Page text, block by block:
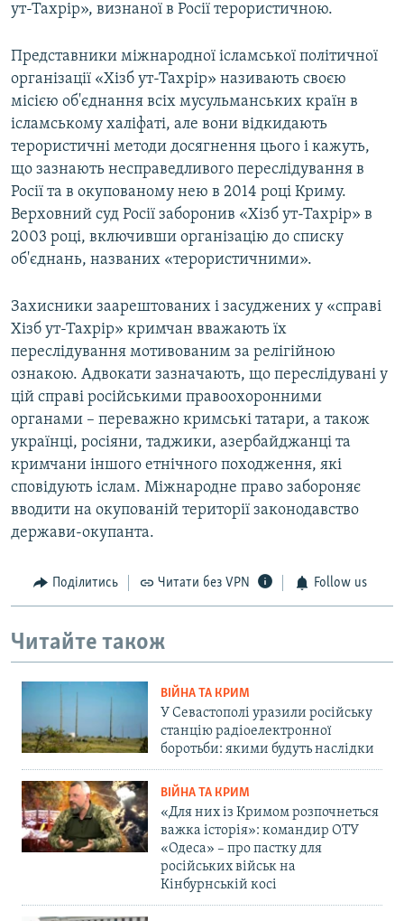
ут-Тахрір», визнаної в Росії терористичною.
Представники міжнародної ісламської політичної
організації «Хізб ут-Тахрір» називають своєю
місією об'єднання всіх мусульманських країн в
ісламському халіфаті, але вони відкидають
терористичні методи досягнення цього і кажуть,
що зазнають несправедливого переслідування в
Росії та в окупованому нею в 2014 році Криму.
Верховний суд Росії заборонив «Хізб ут-Тахрір» в
2003 році, включивши організацію до списку
об'єднань, названих «терористичними».
Захисники заарештованих і засуджених у «справі
Хізб ут-Тахрір» кримчан вважають їх
переслідування мотивованим за релігійною
ознакою. Адвокати зазначають, що переслідувані у
цій справі російськими правоохоронними
органами – переважно кримські татари, а також
українці, росіяни, таджики, азербайджанці та
кримчани іншого етнічного походження, які
сповідують іслам. Міжнародне право забороняє
вводити на окупованій території законодавство
держави-окупанта.
Поділитись Читати без VPN Follow us
Читайте також
ВІЙНА ТА КРИМ
У Севастополі уразили російську
станцію радіоелектронної
боротьби: якими будуть наслідки
ВІЙНА ТА КРИМ
«Для них із Кримом розпочнеться
важка історія»: командир ОТУ
«Одеса» – про пастку для
російських військ на
Кінбурнській косі